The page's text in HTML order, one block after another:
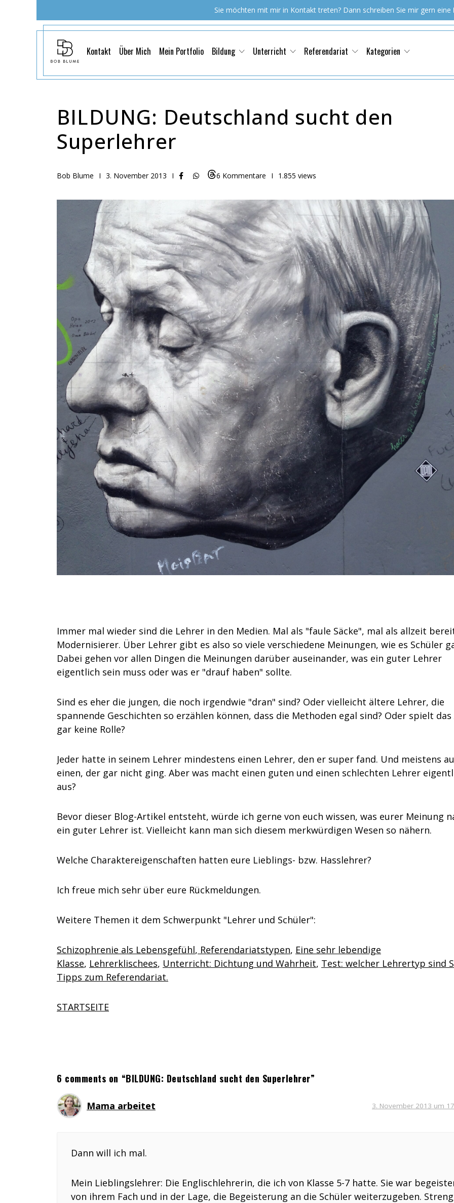
Sie möchten mit mir in Kontakt treten? Dann schreiben Sie mir gern eine
Kontakt Über Mich Mein Portfolio Bildung Unterricht Referendariat Kategorien
BILDUNG: Deutschland sucht den
Superlehrer
Bob Blume I 3. November 2013 I 6 Kommentare I 1.855 views
Immer mal wieder sind die Lehrer in den Medien. Mal als "faule Säcke", mal als allzeit
Modernisierer. Über Lehrer gibt es also so viele verschiedene Meinungen, wie es Schüler
Dabei gehen vor allen Dingen die Meinungen darüber auseinander, was ein guter Lehrer
eigentlich sein muss oder was er "drauf haben" sollte.
Sind es eher die jungen, die noch irgendwie "dran" sind? Oder vielleicht ältere Lehrer, die
spannende Geschichten so erzählen können, dass die Methoden egal sind? Oder spielt
gar keine Rolle?
Jeder hatte in seinem Lehrer mindestens einen Lehrer, den er super fand. Und meistens
einen, der gar nicht ging. Aber was macht einen guten und einen schlechten Lehrer
aus?
Bevor dieser Blog-Artikel entsteht, würde ich gerne von euch wissen, was eurer Meinung
ein guter Lehrer ist. Vielleicht kann man sich diesem merkwürdigen Wesen so nähern.
Welche Charaktereigenschaften hatten eure Lieblings- bzw. Hasslehrer?
Ich freue mich sehr über eure Rückmeldungen.
Weitere Themen it dem Schwerpunkt "Lehrer und Schüler":
Schizophrenie als Lebensgefühl, Referendariatstypen, Eine sehr lebendige
Klasse, Lehrerklischees, Unterricht: Dichtung und Wahrheit, Test: welcher Lehrertyp sind
Tipps zum Referendariat.
STARTSEITE
6 comments on “BILDUNG: Deutschland sucht den Superlehrer”
Mama arbeitet 3. November 2013 um
Dann will ich mal.
Mein Lieblingslehrer: Die Englischlehrerin, die ich von Klasse 5-7 hatte. Sie war
von ihrem Fach und in der Lage, die Begeisterung an die Schüler weiterzugeben.